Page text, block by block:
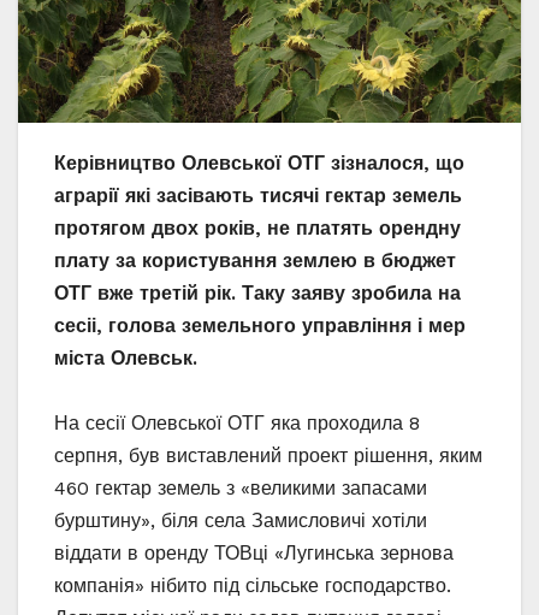
Керівництво Олевської ОТГ зізналося, що
аграрії які засівають тисячі гектар земель
протягом двох років, не платять орендну
плату за користування землею в бюджет
ОТГ вже третій рік. Таку заяву зробила на
сесіі, голова земельного управління і мер
міста Олевськ.
На сесії Олевської ОТГ яка проходила 8
серпня, був виставлений проект рішення, яким
460 гектар земель з «великими запасами
бурштину», біля села Замисловичі хотіли
віддати в оренду ТОВці «Лугинська зернова
компанія» нібито під сільське господарство.